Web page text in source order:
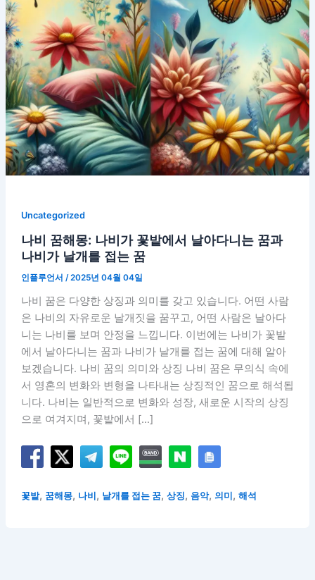
Uncategorized
나비 꿈해몽: 나비가 꽃밭에서 날아다니는 꿈과
나비가 날개를 접는 꿈
인플루언서 /2025년 04월 04일
나비 꿈은 다양한 상징과 의미를 갖고 있습니다. 어떤 사람
은 나비의 자유로운 날개짓을 꿈꾸고, 어떤 사람은 날아다
니는 나비를 보며 안정을 느낍니다. 이번에는 나비가 꽃밭
에서 날아다니는 꿈과 나비가 날개를 접는 꿈에 대해 알아
보겠습니다. 나비 꿈의 의미와 상징 나비 꿈은 무의식 속에
서 영혼의 변화와 변형을 나타내는 상징적인 꿈으로 해석됩
니다. 나비는 일반적으로 변화와 성장, 새로운 시작의 상징
으로 여겨지며, 꽃밭에서 […]
꽃밭, 꿈해몽, 나비 , 날개를 접는 꿈, 상징, 음악, 의미 , 해석